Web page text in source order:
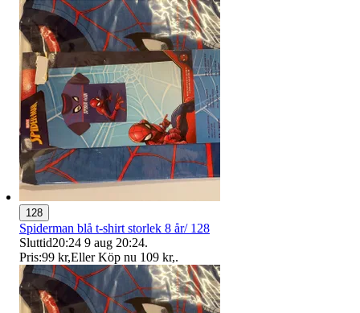
128
Spiderman blå t-shirt storlek 8 år/ 128
Sluttid20:24 9 aug 20:24.
Pris:99 kr,Eller Köp nu 109 kr,.